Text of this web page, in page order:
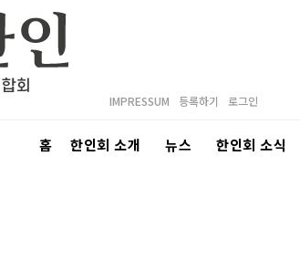
IMPRESSUM 등록하기 로그인
홈 한인회 소개 뉴스 한인회 소식